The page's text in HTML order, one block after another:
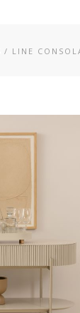
/ LINE